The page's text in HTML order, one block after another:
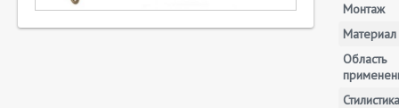
Монтаж
Материал
Область
Стилистика